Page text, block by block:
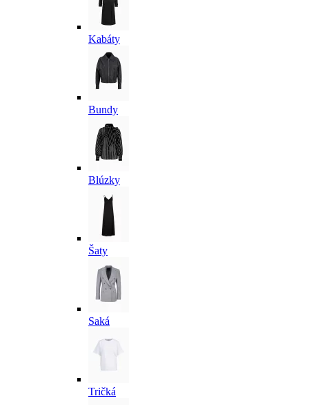
Kabáty
Bundy
Blúzky
Šaty
Saká
Tričká